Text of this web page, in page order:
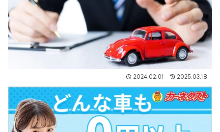
2024.02.01 2025.03.18